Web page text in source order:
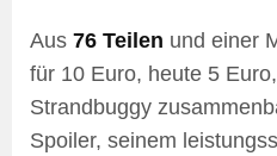
Aus 76 Teilen und einer
für 10 Euro, heute 5
Strandbuggy
Spoiler, seinem